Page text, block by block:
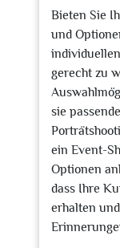
Bieten Sie
und
gerecht zu
sie
ein Event-
Optionen
dass Ihre
erhalten